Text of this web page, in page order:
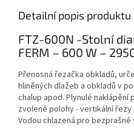
Detailní popis produktu
FTZ-600N -Stolní
FERM – 600 W –
Přenosná řezačka obkladů,
hliněných dlažeb a obkladů v
chalup apod. Plynulé
zvolené polohy - vertikální řezy
Vodou chlazená pro